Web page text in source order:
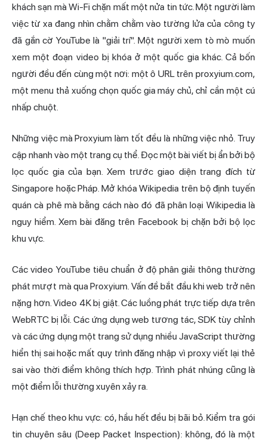
khách sạn mà Wi-Fi chặn mất một nửa tin tức. Một người làm
việc từ xa đang nhìn chằm chằm vào tường lửa của công ty
đã gắn cờ YouTube là "giải trí". Một người xem tò mò muốn
xem một đoạn video bị khóa ở một quốc gia khác. Cả bốn
người đều đến cùng một nơi: một ô URL trên proxyium.com,
một menu thả xuống chọn quốc gia máy chủ, chỉ cần một cú
nhấp chuột.
Những việc mà Proxyium làm tốt đều là những việc nhỏ. Truy
cập nhanh vào một trang cụ thể. Đọc một bài viết bị ẩn bởi bộ
lọc quốc gia của bạn. Xem trước giao diện trang đích từ
Singapore hoặc Pháp. Mở khóa Wikipedia trên bộ định tuyến
quán cà phê mà bằng cách nào đó đã phân loại Wikipedia là
nguy hiểm. Xem bài đăng trên Facebook bị chặn bởi bộ lọc
khu vực.
Các video YouTube tiêu chuẩn ở độ phân giải thông thường
phát mượt mà qua Proxyium. Vấn đề bắt đầu khi web trở nên
nặng hơn. Video 4K bị giật. Các luồng phát trực tiếp dựa trên
WebRTC bị lỗi. Các ứng dụng web tương tác, SDK tùy chỉnh
và các ứng dụng một trang sử dụng nhiều JavaScript thường
hiển thị sai hoặc mất quy trình đăng nhập vì proxy viết lại thẻ
sai vào thời điểm không thích hợp. Trình phát nhúng cũng là
một điểm lỗi thường xuyên xảy ra.
Hạn chế theo khu vực: có, hầu hết đều bị bãi bỏ. Kiểm tra gói
tin chuyên sâu (Deep Packet Inspection): không, đó là một